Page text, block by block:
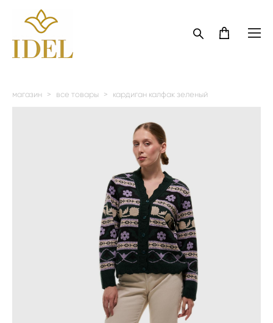
магазин > все товары > кардиган калфак зеленый